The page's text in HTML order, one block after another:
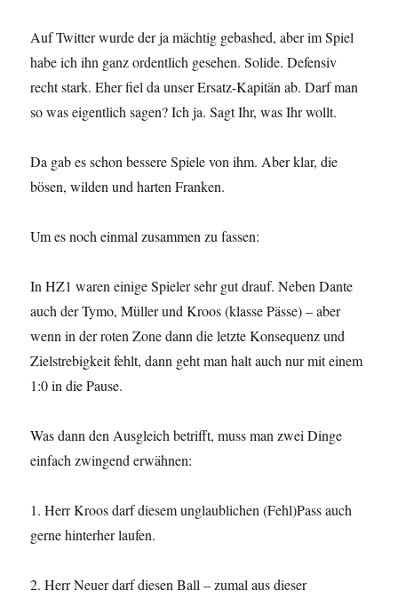
Auf Twitter wurde der ja mächtig gebashed, aber im Spiel
habe ich ihn ganz ordentlich gesehen. Solide. Defensiv
recht stark. Eher fiel da unser Ersatz-Kapitän ab. Darf man
so was eigentlich sagen? Ich ja. Sagt Ihr, was Ihr wollt.
Da gab es schon bessere Spiele von ihm. Aber klar, die
bösen, wilden und harten Franken.
Um es noch einmal zusammen zu fassen:
In HZ1 waren einige Spieler sehr gut drauf. Neben Dante
auch der Tymo, Müller und Kroos (klasse Pässe) – aber
wenn in der roten Zone dann die letzte Konsequenz und
Zielstrebigkeit fehlt, dann geht man halt auch nur mit einem
1:0 in die Pause.
Was dann den Ausgleich betrifft, muss man zwei Dinge
einfach zwingend erwähnen:
1. Herr Kroos darf diesem unglaublichen (Fehl)Pass auch
gerne hinterher laufen.
2. Herr Neuer darf diesen Ball – zumal aus dieser